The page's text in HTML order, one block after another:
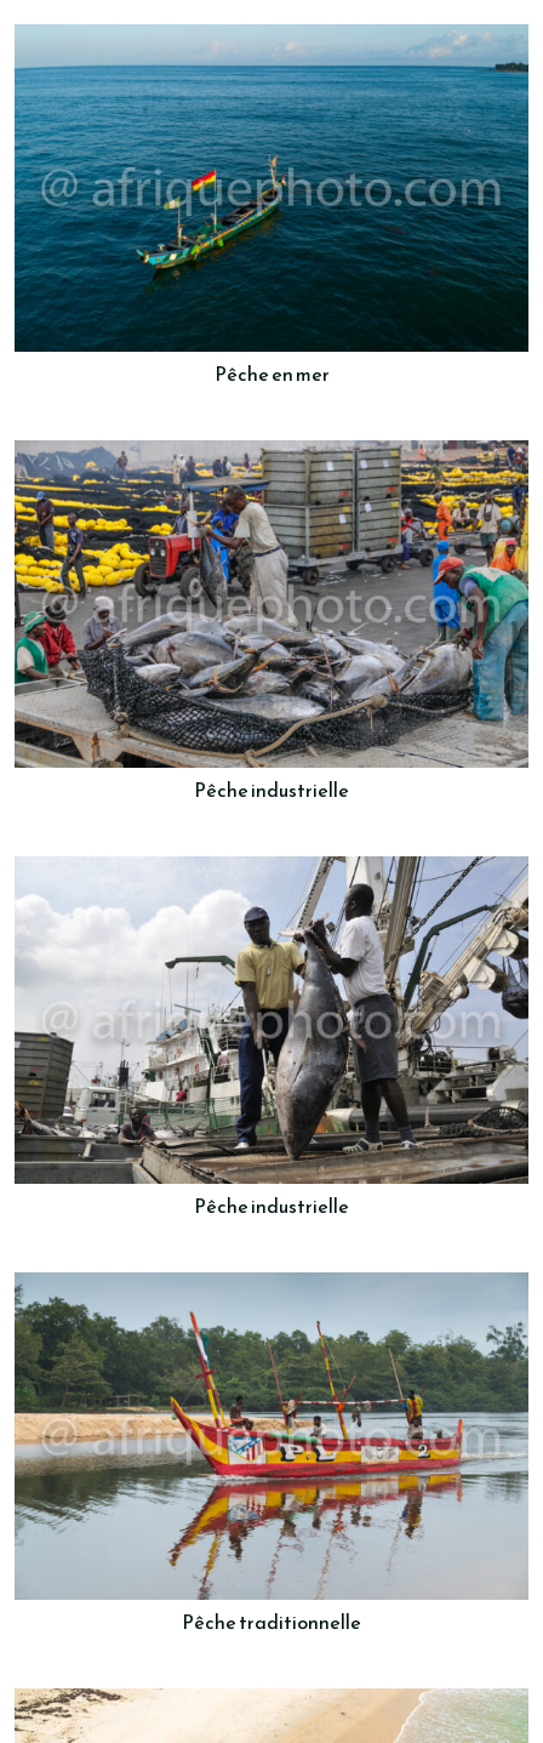
Pêche en mer
Pêche industrielle
Pêche industrielle
Pêche traditionnelle